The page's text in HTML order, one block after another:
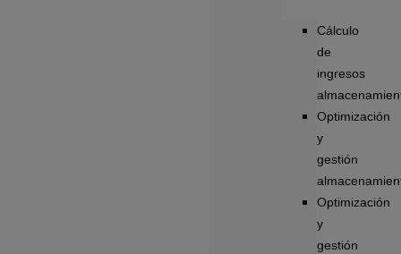
Cálculo
de
ingresos
Optimización
y
gestión
Optimización
y
gestión